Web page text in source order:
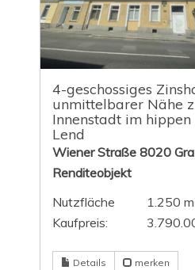
4-geschossiges
unmittelbarer Nähe
Innenstadt im hippen
Lend
Wiener Straße 8020
Renditeobjekt
Nutzfläche
1.250
Kaufpreis:
Details merken